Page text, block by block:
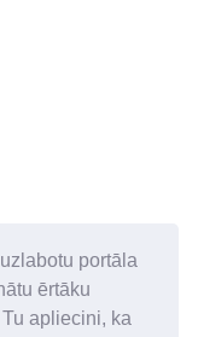
portāla
ērtāku
apliecini, ka